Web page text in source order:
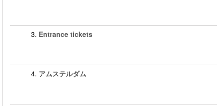
3. Entrance tickets
4. アムステルダム